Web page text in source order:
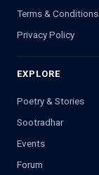
Terms & Conditions
Privacy Policy
EXPLORE
Poetry & Stories
Sootradhar
Events
Forum